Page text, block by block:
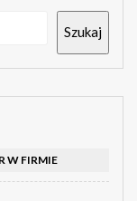
Szukaj
W FIRMIE